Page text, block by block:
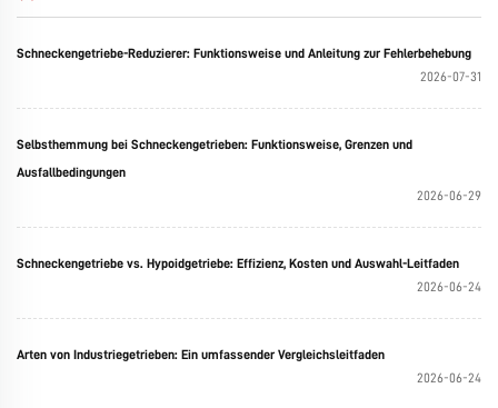
Schneckengetriebe-Reduzierer: Funktionsweise und Anleitung zur Fehlerbehebung
2026-07-31
Selbsthemmung bei Schneckengetrieben: Funktionsweise, Grenzen und
Ausfallbedingungen
2026-06-29
Schneckengetriebe vs. Hypoidgetriebe: Effizienz, Kosten und Auswahl-Leitfaden
2026-06-24
Arten von Industriegetrieben: Ein umfassender Vergleichsleitfaden
2026-06-24